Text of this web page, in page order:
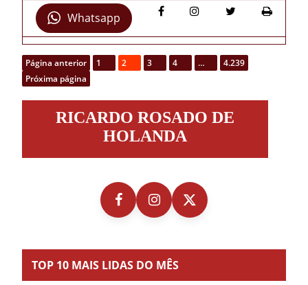
Whatsapp
Página anterior 1 2 3 4 …
4.239
Próxima página
RosadoRICARDO ROSADO DE
HOLANDA
TOP 10 MAIS LIDAS DO MÊS